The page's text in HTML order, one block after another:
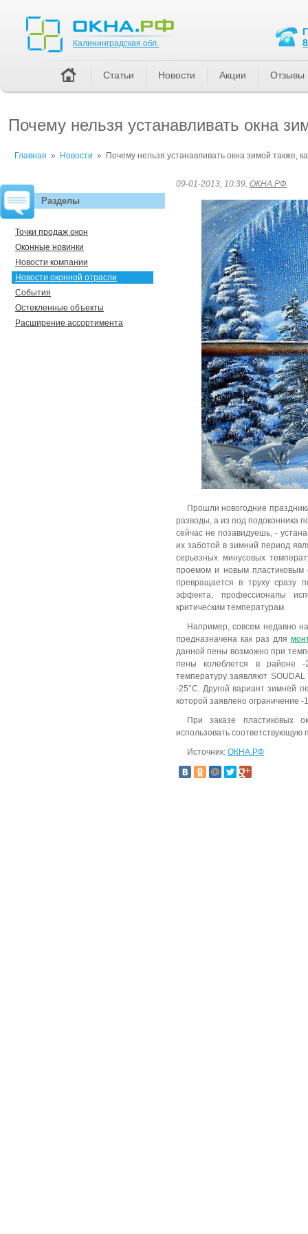
Почему нельзя устанавливать окна
Главная » Новости » Почему нельзя устанавливать окна зимой также,
09-01-2013, 10:39, ОКНА.РФ
Прошли новогодние
разводы, а из под подоконника
сейчас не позавидуешь, -
их заботой в зимний период
серьезных минусовых
проемом и новым пластиковым
превращается в труху сразу
эффекта, профессионалы
критическим температурам.
Например, совсем недавно
предназначена как раз для
данной пены возможно при
пены колеблется в районе -
температуру заявляют
-25°C. Другой вариант зимней
которой заявлено ограничение -
При заказе пластиковых
использовать
Источник: ОКНА.РФ
Разделы
Точки продаж окон
Оконные новинки
Новости компании
Новости оконной отрасли
События
Остекленные объекты
Расширение ассортимента
Калининградская обл.
Статьи Новости Акции Отзывы